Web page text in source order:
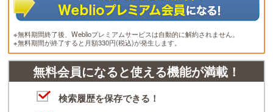
※無料期間終了後、Weblioプレミアムサービスは自動的に解約されません。
※無料期間が終了すると月額330円(税込)が発生します。
無料会員になると使える機能が満載！
検索履歴を保存できる！